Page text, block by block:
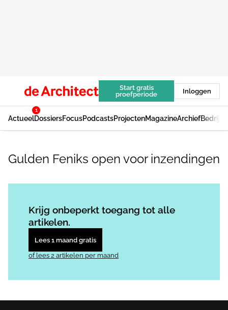
Start gratis
proefperiode
Inloggen
Actueel
1
DossiersFocusPodcastsProjectenMagazineArchief
Gulden Feniks open voor inzendingen
Krijg onbeperkt toegang tot alle
artikelen.
Lees 1 maand gratis
of lees 2 artikelen per maand